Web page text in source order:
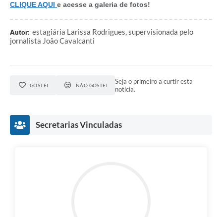
CLIQUE AQUI e acesse a galeria de fotos!
Autor: estagiária Larissa Rodrigues, supervisionada pelo
jornalista João Cavalcanti
GOSTEI NÃO GOSTEI
Seja o primeiro a curtir esta
notícia.
Secretarias Vinculadas